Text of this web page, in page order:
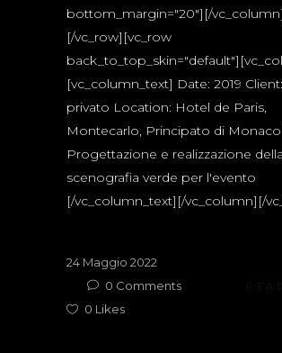
bottom_margin="20"][/vc_column]
[/vc_row][vc_row
[vc_column_text] Date: 2019
privato Location: Hotel de Paris,
Montecarlo, Principato di
Progettazione e realizzazione della
scenografia verde per l'evento
[/vc_column_text][/vc_column][/
24 Maggio 2022
0 Comments
0 Likes